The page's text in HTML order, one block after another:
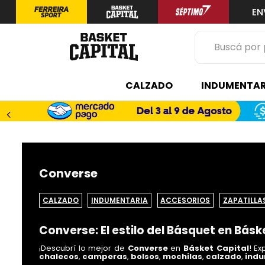
Buscá por
CALZADO
Converse
CALZADO INDUMENTARIA ACCESORIOS
Converse: El estilo del Básquet en
¡Descubrí lo mejor de Converseen Básket Capital!
chalecos, camperas, bolsos, mochilas, calzado,
2.
niño